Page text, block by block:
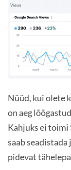
Nüüd, kui olete
on aeg
Kahjuks ei toimi
saab
pidevat